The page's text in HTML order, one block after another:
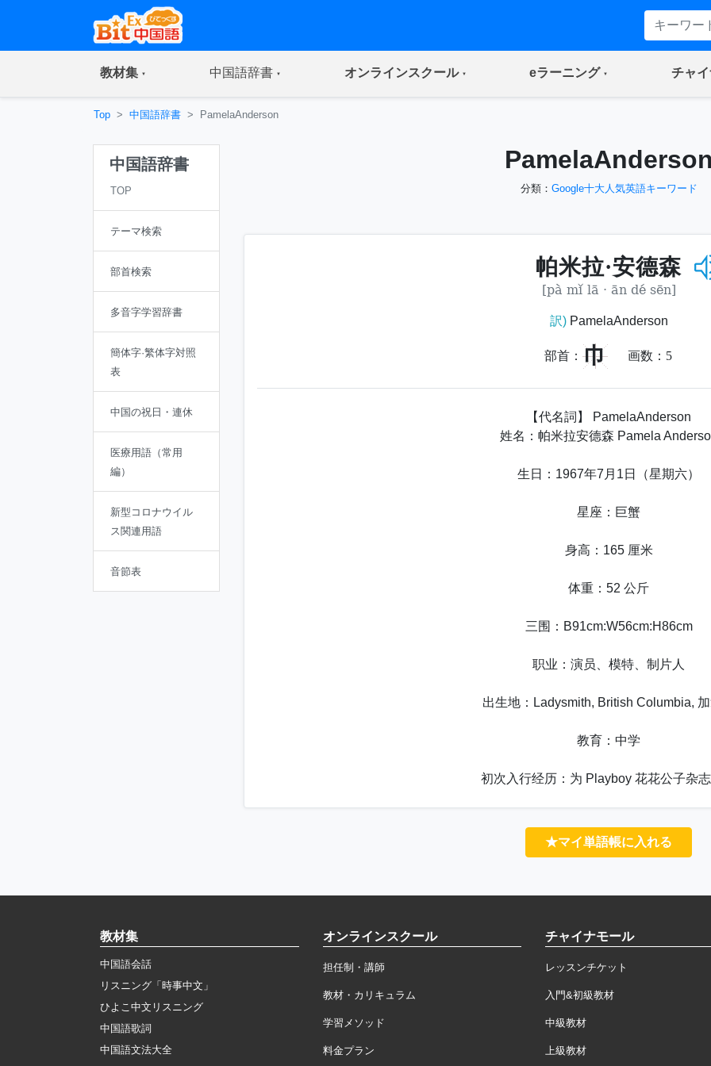
教材集(current) 中国語辞書(current) オンラインスクール(current) eラーニング(current) チャ
Top 中国語辞書 PamelaAnderson
中国語辞書
TOP
テーマ検索
部首検索
多音字学習辞書
簡体字·繁体字対照
表
中国の祝日・連休
医療用語（常用
編）
新型コロナウイル
ス関連用語
音節表
PamelaAnderson
分類： Google十大人気英語キーワード
帕米拉·安德森
[pà mǐ lā · ān dé sēn]
訳)PamelaAnderson
部首： 巾 画数： 5
【代名詞】 PamelaAnderson
姓名：帕米拉安德森 Pamela
生日：1967年7月1日（星期六）
星座：巨蟹
身高：165 厘米
体重：52 公斤
三围：B91cm:W56cm:H86cm
职业：演员、模特、制片人
出生地：Ladysmith, British Columbia,
教育：中学
初次入行经历：为 Playboy 花花公子杂
★マイ単語帳に入れる
教材集
中国語会話
リスニング「時事中文」
ひよこ中文リスニング
中国語歌詞
中国語文法大全
オンラインスクール
担任制・講師
教材・カリキュラム
学習メソッド
料金プラン
チャイナモール
レッスンチケット
入門&初級教材
中級教材
上級教材